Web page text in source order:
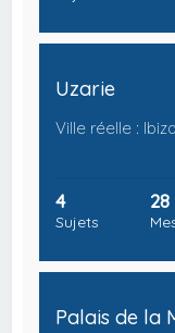
Uzarie
Ville réelle : Ibiza
4
Sujets
28
Palais de la